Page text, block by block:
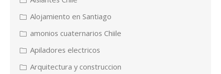
Alojamiento en Santiago
amonios cuaternarios Chiile
Apiladores electricos
Arquitectura y construccion